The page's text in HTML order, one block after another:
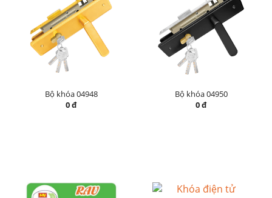
Bộ khóa 04948
0 đ
Bộ khóa 04950
0 đ